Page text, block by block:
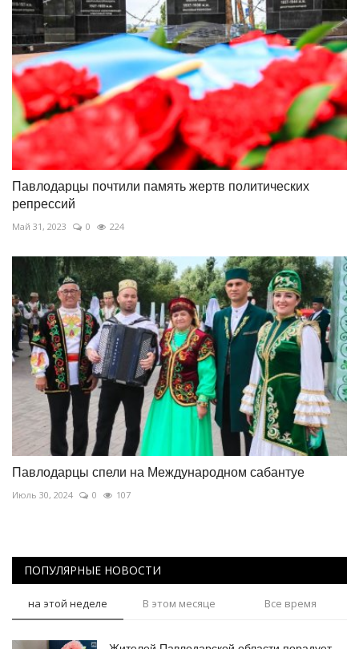
Павлодарцы почтили память жертв политических
репрессий
Май 31, 2023 0 224
Павлодарцы спели на Международном сабантуе
Июль 30, 2024 0 107
ПОПУЛЯРНЫЕ НОВОСТИ
на этой неделе В этом месяце Все время